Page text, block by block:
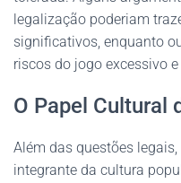
legalização poderiam
significativos, enquanto
riscos do jogo excessivo
O Papel Cultural
Além das questões
integrante da cultura